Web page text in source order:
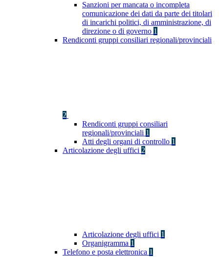
Sanzioni per mancata o incompleta
comunicazione dei dati da parte dei titolari
di incarichi politici, di amministrazione, di
direzione o di governo 1
Rendiconti gruppi consiliari regionali/provinciali
2
Rendiconti gruppi consiliari
regionali/provinciali 1
Atti degli organi di controllo 1
Articolazione degli uffici 2
Articolazione degli uffici 1
Organigramma 1
Telefono e posta elettronica 1